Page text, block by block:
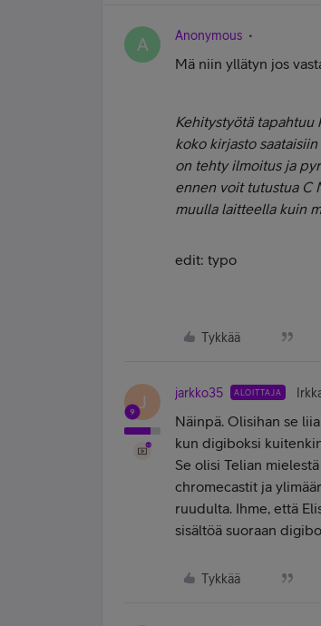
A Anonymous
Mä niin yllätyn jos
Kehitystyötä tapahtuu
koko kirjasto
on tehty ilmoitus ja
ennen voit tutustua C
muulla laitteella kuin
edit: typo
Tykkää
J jarkko35 ALOITTAJA
Näinpä. Olisihan se
kun digiboksi
Se olisi Telian
chromecastit ja
ruudulta. Ihme, että
sisältöä suoraan
Tykkää